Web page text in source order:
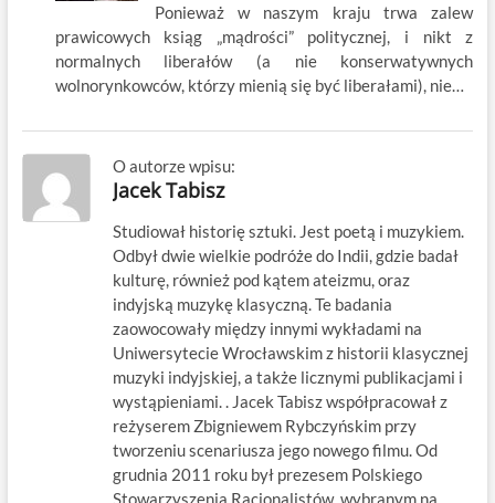
Ponieważ w naszym kraju trwa zalew
prawicowych ksiąg „mądrości” politycznej, i nikt z
normalnych liberałów (a nie konserwatywnych
wolnorynkowców, którzy mienią się być liberałami), nie…
O autorze wpisu:
Jacek Tabisz
Studiował historię sztuki. Jest poetą i muzykiem.
Odbył dwie wielkie podróże do Indii, gdzie badał
kulturę, również pod kątem ateizmu, oraz
indyjską muzykę klasyczną. Te badania
zaowocowały między innymi wykładami na
Uniwersytecie Wrocławskim z historii klasycznej
muzyki indyjskiej, a także licznymi publikacjami i
wystąpieniami. . Jacek Tabisz współpracował z
reżyserem Zbigniewem Rybczyńskim przy
tworzeniu scenariusza jego nowego filmu. Od
grudnia 2011 roku był prezesem Polskiego
Stowarzyszenia Racjonalistów, wybranym na